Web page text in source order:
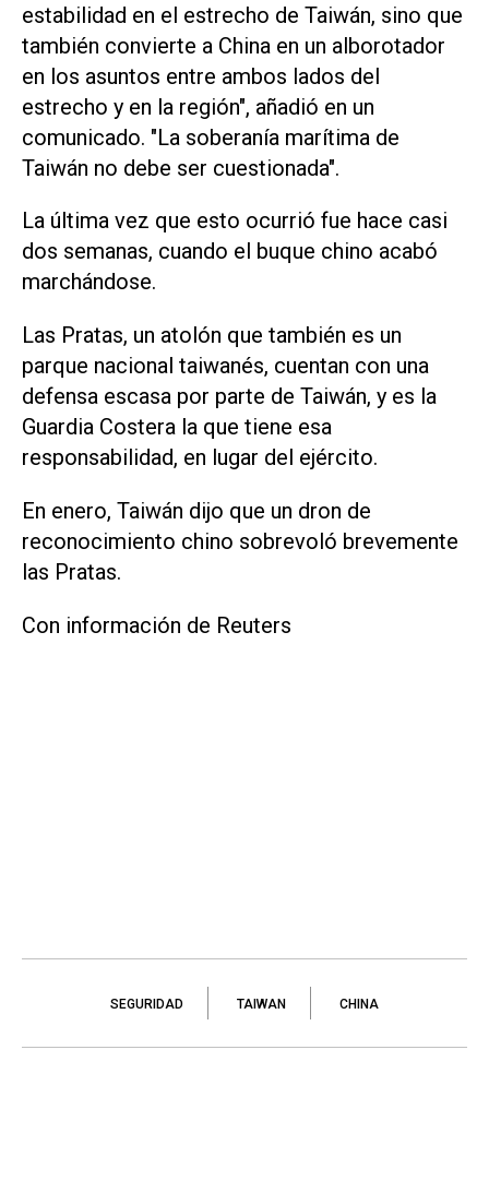
estabilidad en el estrecho de Taiwán, sino que
también ‌convierte a China en un alborotador
en los asuntos entre ambos lados del
estrecho y en la región", añadió en un
comunicado. "La soberanía marítima de
Taiwán no debe ser cuestionada".
La última vez que esto ocurrió fue hace casi
dos ‌semanas, cuando el buque chino acabó
marchándose.
Las Pratas, un atolón que también es un
parque nacional taiwanés, cuentan con una
‌defensa escasa por ⁠parte de Taiwán, y es la
Guardia Costera la que tiene esa
responsabilidad, en lugar ​del ejército.
En enero, Taiwán dijo que un dron de
reconocimiento chino sobrevoló brevemente
las Pratas.
Con información de Reuters
SEGURIDAD TAIWAN CHINA